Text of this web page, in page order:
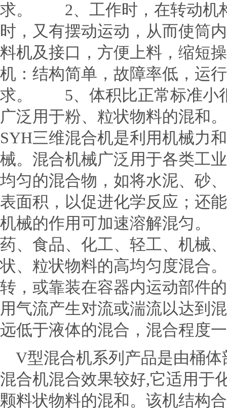
求。 2、工作时，在转动机构
时，又有摆动运动，从而使
料机及接口，方便上料，缩
机：结构简单，故障率低，运
求。 5、体积比正常标准
广泛用于粉、粒状物料的混和
SYH三维混合机是利用机械力
械。混合机械广泛用于各类工
均匀的混合物，如将水泥、砂
表面积，以促进化学反应；还
机械的作用可加速溶解混匀
药、食品、化工、轻工、机械
状、粒状物料的高均匀度混
转，或靠装在容器内运动部件
用气流产生对流或湍流以达到
远低于液体的混合，混合程
V型混合机系列产品是由桶体
混合机混合效果较好,它适用于
颗料状物料的混和。该机结构